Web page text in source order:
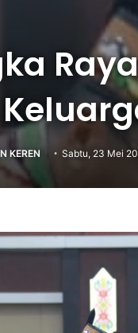
KEREN Sabtu, 23 Mei